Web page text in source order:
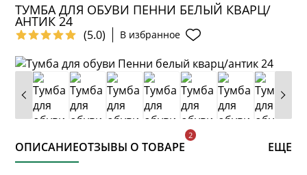
ТУМБА ДЛЯ ОБУВИ ПЕННИ БЕЛЫЙ КВАРЦ/
АНТИК 24
(5.0) В избранное
ОПИСАНИЕОТЗЫВЫ О ТОВАРЕ ЕЩЕ